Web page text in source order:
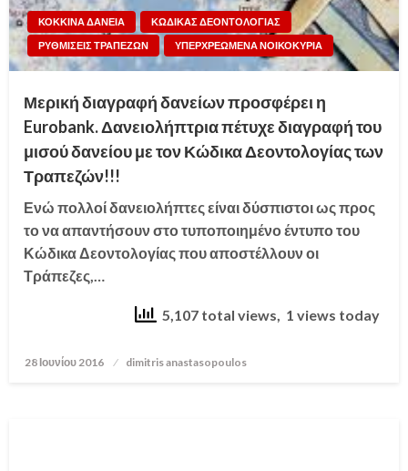
ΚΟΚΚΙΝΑ ΔΑΝΕΙΑ
ΚΩΔΙΚΑΣ ΔΕΟΝΤΟΛΟΓΙΑΣ
ΡΥΘΜΙΣΕΙΣ ΤΡΑΠΕΖΩΝ
ΥΠΕΡΧΡΕΩΜΕΝΑ ΝΟΙΚΟΚΥΡΙΑ
Μερική διαγραφή δανείων προσφέρει η
Eurobank. Δανειολήπτρια πέτυχε διαγραφή του
μισού δανείου με τον Κώδικα Δεοντολογίας των
Τραπεζών!!!
Ενώ πολλοί δανειολήπτες είναι δύσπιστοι ως προς
το να απαντήσουν στο τυποποιημένο έντυπο του
Κώδικα Δεοντολογίας που αποστέλλουν οι
Τράπεζες,…
5,107 total views, 1 views today
Posted
28 Ιουνίου 2016 dimitris anastasopoulos